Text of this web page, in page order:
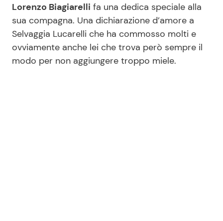
News benessere
Salute
Primi Piatti
Ricette Facili e Veloci
Lorenzo Biagiarelli fa una dedica speciale alla
sua compagna. Una dichiarazione d’amore a
Selvaggia Lucarelli che ha commosso molti e
ovviamente anche lei che trova però sempre il
modo per non aggiungere troppo miele.